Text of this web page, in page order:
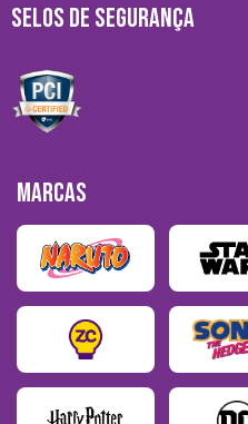
SELOS DE SEGURANÇA
MARCAS